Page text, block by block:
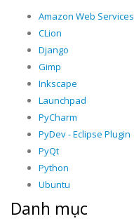
Amazon Web Services
CLion
Django
Gimp
Inkscape
Launchpad
PyCharm
PyDev - Eclipse Plugin
PyQt
Python
Ubuntu
Danh mục